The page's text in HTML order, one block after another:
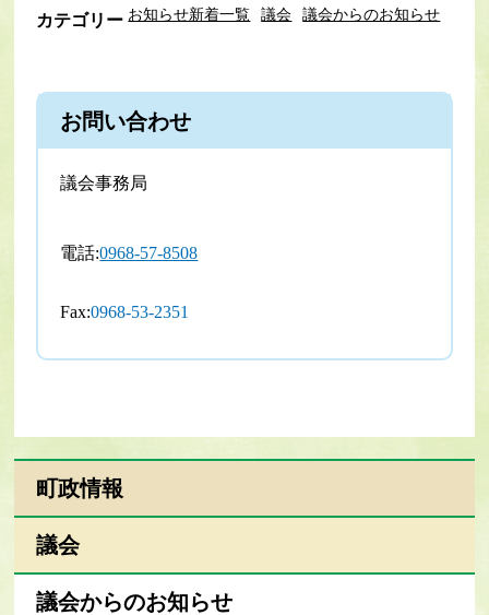
カテゴリー お知らせ新着一覧 議会 議会からのお知らせ
お問い合わせ
議会事務局
電話:0968-57-8508
Fax:0968-53-2351
町政情報
議会
議会からのお知らせ